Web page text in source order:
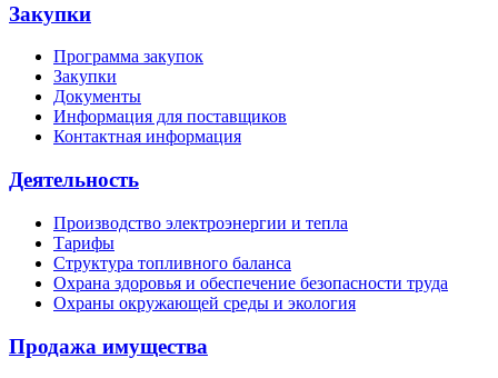
Закупки
Программа закупок
Закупки
Документы
Информация для поставщиков
Контактная информация
Деятельность
Производство электроэнергии и тепла
Тарифы
Структура топливного баланса
Охрана здоровья и обеспечение безопасности труда
Охраны окружающей среды и экология
Продажа имущества